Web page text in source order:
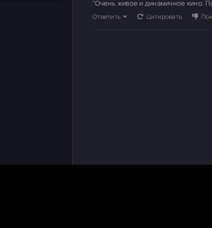
"Очень живое и динамичное кино.
Ответить Цитировать